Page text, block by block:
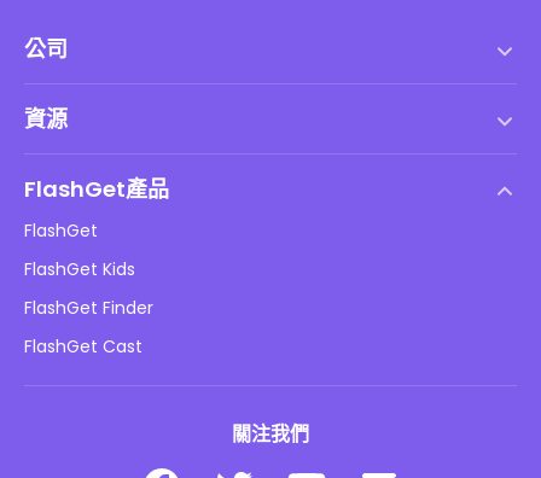
公司
DMCA 政策
隱私政策
廣告政策
不要出售我的資訊
資源
部落格
兒童在線安全
下載
FlashGet產品
FlashGet
FlashGet Kids
FlashGet Finder
FlashGet Cast
關注我們